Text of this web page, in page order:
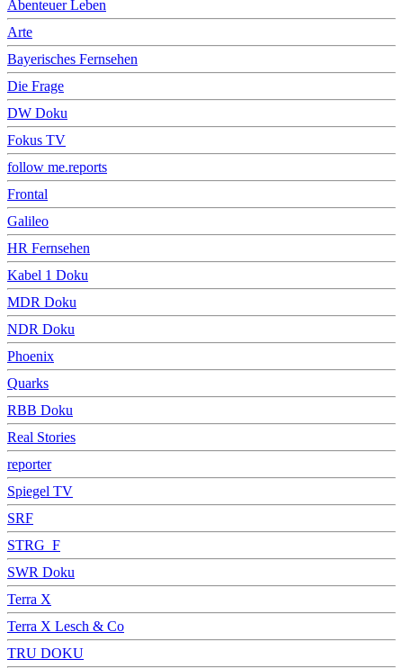
Abenteuer Leben
Arte
Bayerisches Fernsehen
Die Frage
DW Doku
Fokus TV
follow me.reports
Frontal
Galileo
HR Fernsehen
Kabel 1 Doku
MDR Doku
NDR Doku
Phoenix
Quarks
RBB Doku
Real Stories
reporter
Spiegel TV
SRF
STRG_F
SWR Doku
Terra X
Terra X Lesch & Co
TRU DOKU